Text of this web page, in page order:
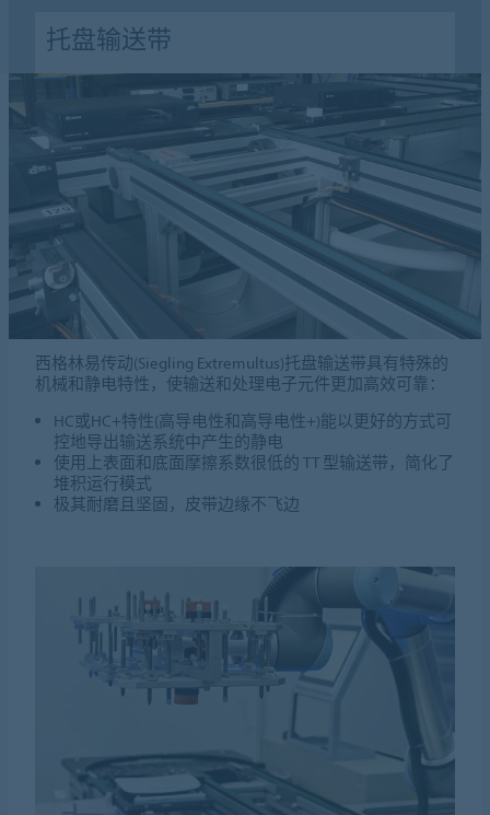
托盘输送带
西格林易传动(Siegling Extremultus)托盘输送带具有特殊的
机械和静电特性，使输送和处理电子元件更加高效可靠：
HC或HC+特性(高导电性和高导电性+)能以更好的方式可
控地导出输送系统中产生的静电
使用上表面和底面摩擦系数很低的 TT 型输送带，简化了
堆积运行模式
极其耐磨且坚固，皮带边缘不飞边